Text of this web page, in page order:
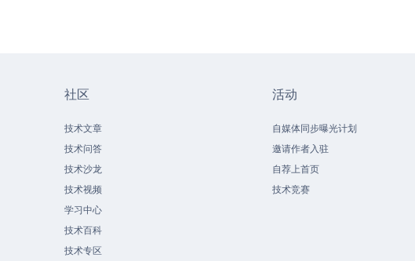
社区
技术文章
技术问答
技术沙龙
技术视频
学习中心
技术百科
技术专区
活动
自媒体同步曝光计划
邀请作者入驻
自荐上首页
技术竞赛